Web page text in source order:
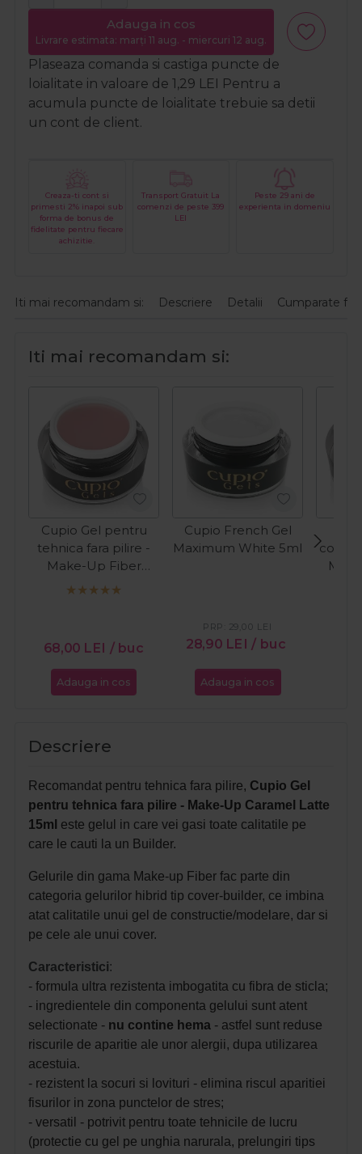
Adauga in cos
Livrare estimata: marți 11 aug. - miercuri 12 aug.
Plaseaza comanda si castiga puncte de
loialitate in valoare de 1,29 LEI Pentru a
acumula puncte de loialitate trebuie sa detii
un cont de client.
Creaza-ti cont si
primesti 2% inapoi sub
forma de bonus de
fidelitate pentru fiecare
achizitie.
Transport Gratuit La
comenzi de peste 399
LEI
Peste 29 ani de
experienta in domeniu
Iti mai recomandam si: Descriere Detalii Cumparate
Iti mai recomandam si:
Cupio Gel pentru
tehnica fara pilire -
Make-Up Fiber
Natural 15ml
68,00 LEI / buc
Adauga in cos
Cupio French Gel
Maximum White 5ml
28,90 LEI / buc
PRP: 29,00 LEI
Adauga in cos
Descriere
Recomandat pentru tehnica fara pilire, Cupio Gel
pentru tehnica fara pilire - Make-Up Caramel Latte
15ml este gelul in care vei gasi toate calitatile pe
care le cauti la un Builder.
Gelurile din gama Make-up Fiber fac parte din
categoria gelurilor hibrid tip cover-builder, ce imbina
atat calitatile unui gel de constructie/modelare, dar si
pe cele ale unui cover.
Caracteristici:
- formula ultra rezistenta imbogatita cu fibra de sticla;
- ingredientele din componenta gelului sunt atent
selectionate - nu contine hema - astfel sunt reduse
riscurile de aparitie ale unor alergii, dupa utilizarea
acestuia.
- rezistent la socuri si lovituri - elimina riscul aparitiei
fisurilor in zona punctelor de stres;
- versatil - potrivit pentru toate tehnicile de lucru
(protectie cu gel pe unghia narurala, prelungiri tips